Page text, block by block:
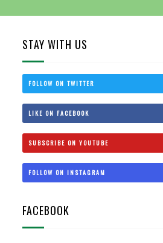
STAY WITH US
FOLLOW ON TWITTER
LIKE ON FACEBOOK
SUBSCRIBE ON YOUTUBE
FOLLOW ON INSTAGRAM
FACEBOOK